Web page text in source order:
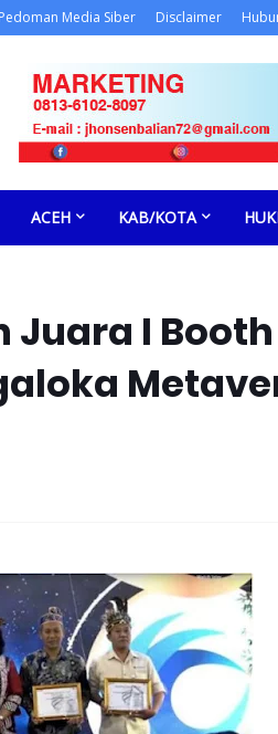
Pedoman Media Siber Disclaimer
ACEH KAB/KOTA
Juara I Booth